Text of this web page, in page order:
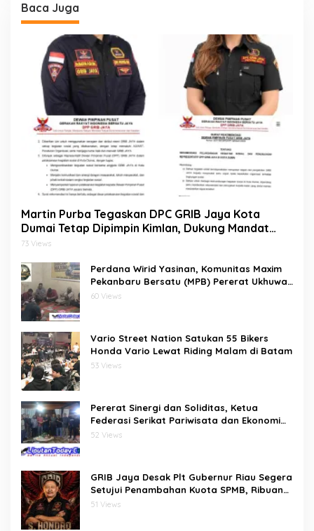
Baca Juga
Martin Purba Tegaskan DPC GRIB Jaya Kota
Dumai Tetap Dipimpin Kimlan, Dukung Mandat
DPP kepada Agus Tera Jalankan Kegiatan Sosial
73 Views
Perdana Wirid Yasinan, Komunitas Maxim
Pekanbaru Bersatu (MPB) Pererat Ukhuwah
dan Doa Bersama di Sekretariat
60 Views
Vario Street Nation Satukan 55 Bikers
Honda Vario Lewat Riding Malam di Batam
53 Views
Pererat Sinergi dan Soliditas, Ketua
Federasi Serikat Pariwisata dan Ekonomi
Kreatif Gelar Silaturahmi Bersama
52 Views
GRIB Jaya Desak Plt Gubernur Riau Segera
Setujui Penambahan Kuota SPMB, Ribuan
Siswa Terancam Tak Tertampung
51 Views